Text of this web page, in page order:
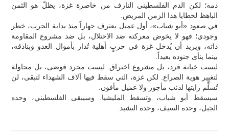
دمه؛ لكن الدم الفلسطيني النازف من خاصرة غزة، يظلّ هو الثمن
الباهظ لخطايا هذا الزمن المريض.
في صعود «أبو شباب»، أول عميل يعترف جهاراً منذ بداية الحرب، خطر
وجودي؛ فهو لا يخوض معركته ضد الاحتلال، بل ضد مشروع المقاومة
ذاته، ويريد أن يُدخل غزة في حربٍ أهلية تُدار بأموال العدو وبنادقه،
بينما ينأى جنوده بعيداً.
ليست خيانة فرد، بل مشروع اختراق. ليست مجرد فوضى، بل محاولة
لتغيير هوية الصراع. لكن غزة، التي سقط فيها آلاف الشهداء لتبقى، لن
تُسلِّم رايتها لذئب مأجور ولا عميل مأفون.
سيسقط أبو شباب، وتسقط المليشيا. وسيبقى الفلسطيني، وحده
الجبل، وحده السيف، وحده النشيد.